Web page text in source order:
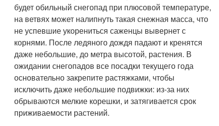
Колонновидные можжевельники , кипарисовики, сорта
туи, кроны которых подгорали у вас в прошлые годы,
и все сорта ели канадской нужно дополнительно
защитить от солнечных ожогов укрытием.не подходят:
под ними аккумулируется солнечное тепло, а нам как
раз этого и не нужно. Цель укрытия – притенить крону,
не позволить ей нагреваться. Хорошо выполняют эту
функцию мешковина, специальная притеночная сетка
или даже тканые полипропиленовые полотнища. Их
накладывают на растение и обвязывают бечевкой (не